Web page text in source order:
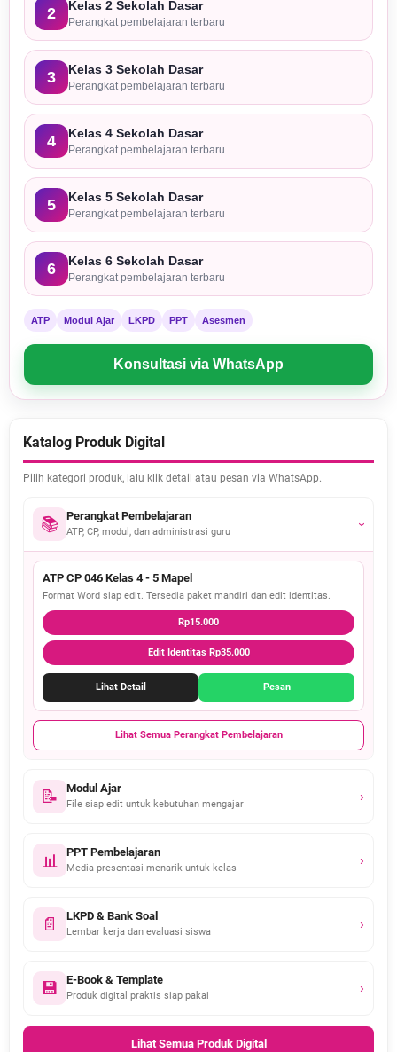
2 Kelas 2 Sekolah Dasar
Perangkat pembelajaran terbaru
3 Kelas 3 Sekolah Dasar
Perangkat pembelajaran terbaru
4 Kelas 4 Sekolah Dasar
Perangkat pembelajaran terbaru
5 Kelas 5 Sekolah Dasar
Perangkat pembelajaran terbaru
6 Kelas 6 Sekolah Dasar
Perangkat pembelajaran terbaru
ATP Modul Ajar LKPD PPT Asesmen
Konsultasi via WhatsApp
Katalog Produk Digital
Pilih kategori produk, lalu klik detail atau pesan via WhatsApp.
📚 Perangkat Pembelajaran
ATP, CP, modul, dan administrasi guru
›
ATP CP 046 Kelas 4 - 5 Mapel
Format Word siap edit. Tersedia paket mandiri dan edit identitas.
Rp15.000
Edit Identitas Rp35.000
Lihat Detail Pesan
Lihat Semua Perangkat Pembelajaran
📝 Modul Ajar
File siap edit untuk kebutuhan mengajar ›
📊 PPT Pembelajaran
Media presentasi menarik untuk kelas ›
📄 LKPD & Bank Soal
Lembar kerja dan evaluasi siswa ›
💾 E-Book & Template
Produk digital praktis siap pakai ›
Lihat Semua Produk Digital